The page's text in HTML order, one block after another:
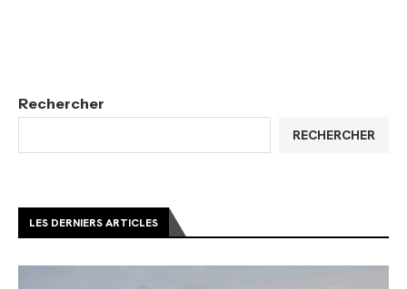
Rechercher
RECHERCHER
LES DERNIERS ARTICLES